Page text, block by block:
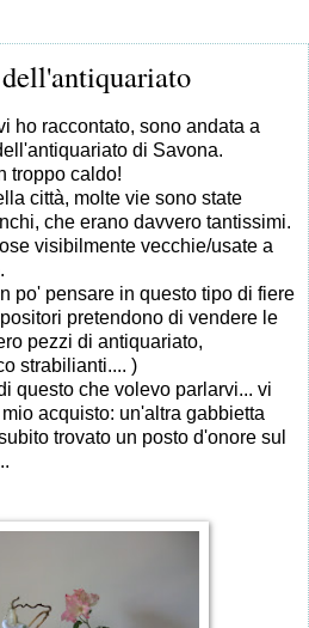
ho raccontato, sono andata a
di Savona.
troppo caldo!
città, molte vie sono state
che erano davvero tantissimi.
visibilmente vecchie/usate a
po' pensare in questo tipo di fiere
pretendono di vendere le
pezzi di antiquariato,
strabilianti.... )
questo che volevo parlarvi... vi
acquisto: un'altra gabbietta
trovato un posto d'onore sul